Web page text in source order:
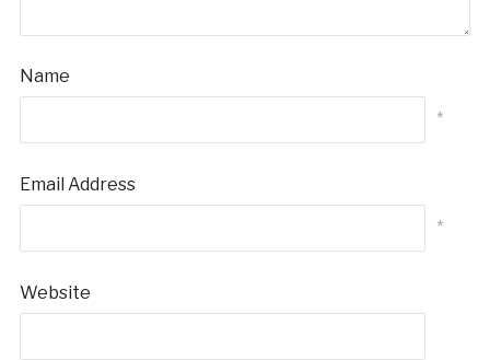
Name
*
Email Address
*
Website